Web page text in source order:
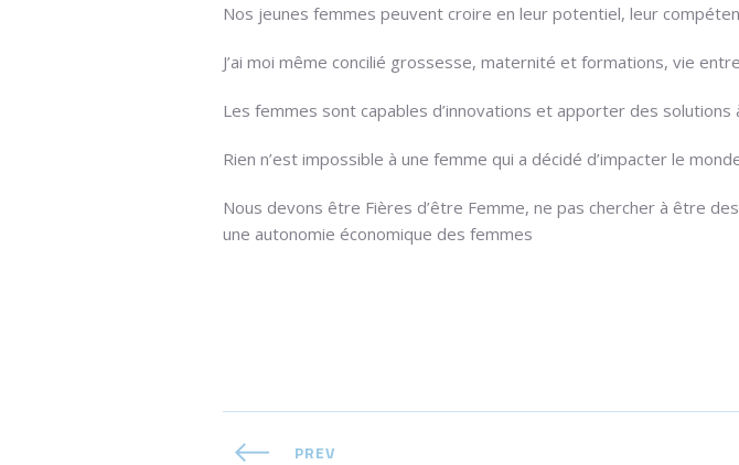
Nos jeunes femmes peuvent croire en leur potentiel, leur
J’ai moi même concilié grossesse, maternité et formations, vie
Les femmes sont capables d’innovations et apporter des
Rien n’est impossible à une femme qui a décidé d’impacter le
Nous devons être Fières d’être Femme, ne pas chercher à être
une autonomie économique des femmes
PREV